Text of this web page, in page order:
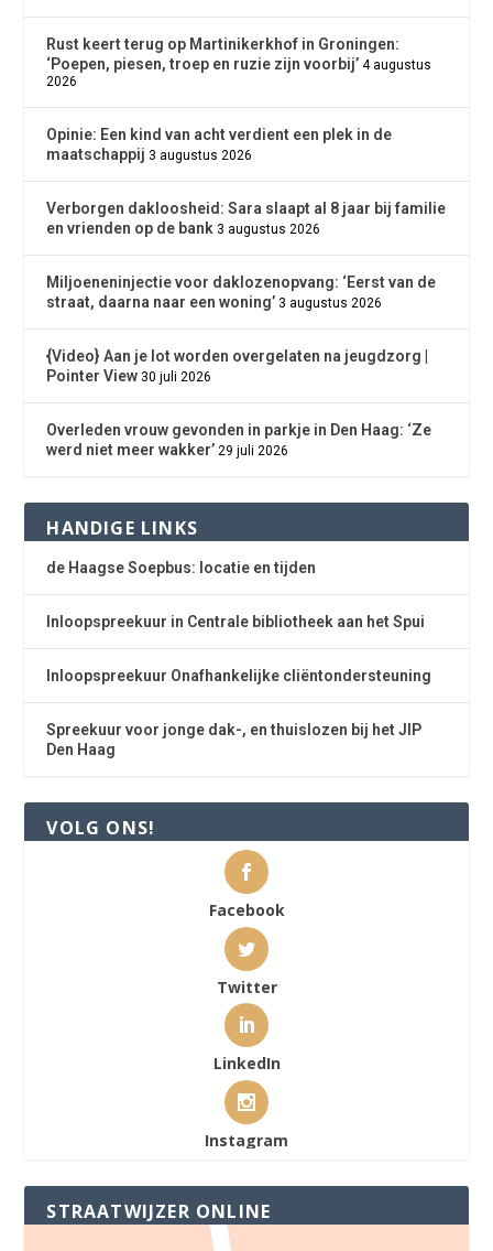
Rust keert terug op Martinikerkhof in Groningen:
‘Poepen, piesen, troep en ruzie zijn voorbij’ 4 augustus
2026
Opinie: Een kind van acht verdient een plek in de
maatschappij 3 augustus 2026
Verborgen dakloosheid: Sara slaapt al 8 jaar bij familie
en vrienden op de bank 3 augustus 2026
Miljoeneninjectie voor daklozenopvang: ‘Eerst van de
straat, daarna naar een woning’ 3 augustus 2026
{Video} Aan je lot worden overgelaten na jeugdzorg |
Pointer View 30 juli 2026
Overleden vrouw gevonden in parkje in Den Haag: ‘Ze
werd niet meer wakker’ 29 juli 2026
HANDIGE LINKS
de Haagse Soepbus: locatie en tijden
Inloopspreekuur in Centrale bibliotheek aan het Spui
Inloopspreekuur Onafhankelijke cliëntondersteuning
Spreekuur voor jonge dak-, en thuislozen bij het JIP
Den Haag
VOLG ONS!
Facebook
Twitter
LinkedIn
Instagram
STRAATWIJZER ONLINE